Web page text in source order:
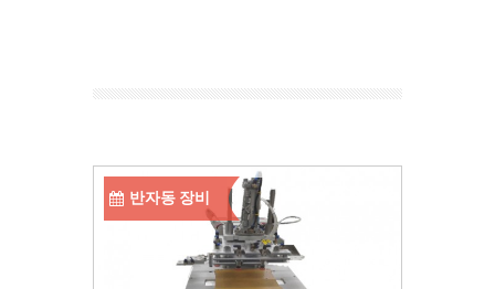
반자동 장비